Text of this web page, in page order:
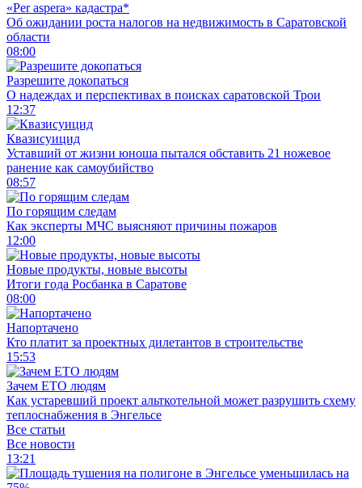
«Per aspera» кадастра*
Об ожидании роста налогов на недвижимость в Саратовской
области
08:00
Разрешите докопаться
О надеждах и перспективах в поисках саратовской Трои
12:37
Квазисуицид
Уставший от жизни юноша пытался обставить 21 ножевое
ранение как самоубийство
08:57
По горящим следам
Как эксперты МЧС выясняют причины пожаров
12:00
Новые продукты, новые высоты
Итоги года Росбанка в Саратове
08:00
Напортачено
Кто платит за проектных дилетантов в строительстве
15:53
Зачем ЕТО людям
Как устаревший проект альткотельной может разрушить схему
теплоснабжения в Энгельсе
Все статьи
Все новости
13:21